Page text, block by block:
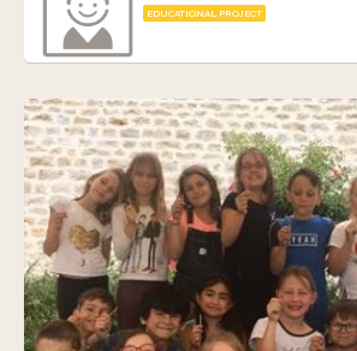
EDUCATIONAL PROJECT